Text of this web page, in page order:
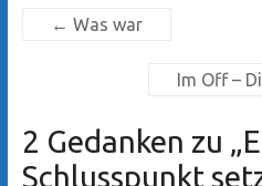
← Was war
Im Off –
2 Gedanken zu „
Schlusspunkt